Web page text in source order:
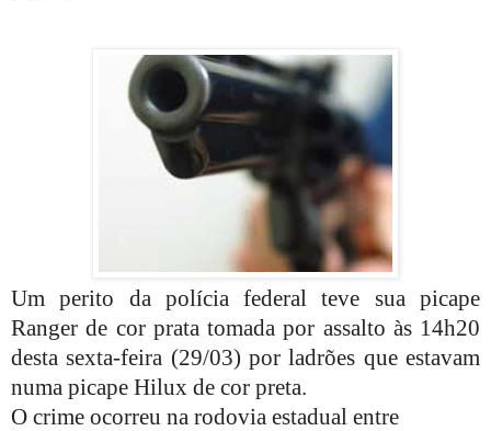
Um perito da polícia federal teve sua picape
Ranger de cor prata tomada por assalto às 14h20
desta sexta-feira (29/03) por ladrões que estavam
numa picape Hilux de cor preta.
O crime ocorreu na rodovia estadual entre